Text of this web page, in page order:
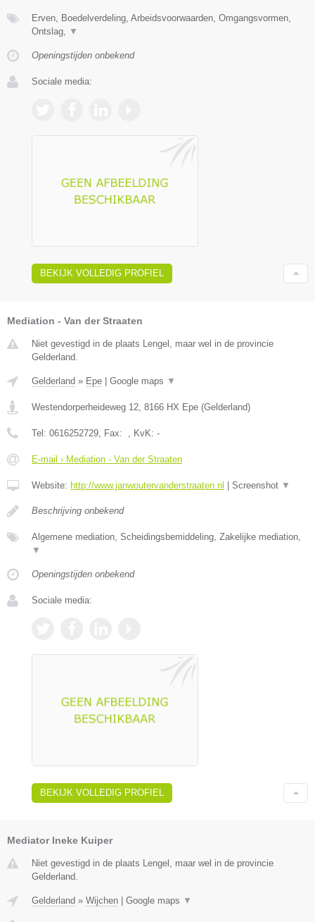
Erven, Boedelverdeling, Arbeidsvoorwaarden, Omgangsvormen,
Ontslag,
▼
Openingstijden onbekend
Sociale media:
BEKIJK VOLLEDIG PROFIEL
Mediation - Van der Straaten
Niet gevestigd in de plaats Lengel, maar wel in de provincie
Gelderland.
Gelderland » Epe Google maps ▼
Westendorperheideweg 12, 8166 HX Epe (Gelderland)
Tel: 0616252729, Fax: , KvK: -
E-mail › Mediation - Van der Straaten
Website: http://www.janwoutervanderstraaten.nl Screenshot ▼
Beschrijving onbekend
Algemene mediation, Scheidingsbemiddeling, Zakelijke mediation,
▼
Openingstijden onbekend
Sociale media:
BEKIJK VOLLEDIG PROFIEL
Mediator Ineke Kuiper
Niet gevestigd in de plaats Lengel, maar wel in de provincie
Gelderland.
Gelderland » Wijchen Google maps ▼